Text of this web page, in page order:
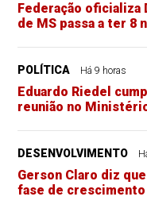
Federação oficializa
de MS passa a ter 8
POLÍTICA Há 9 horas
Eduardo Riedel
reunião no
DESENVOLVIMENTO
Gerson Claro diz
fase de crescimento